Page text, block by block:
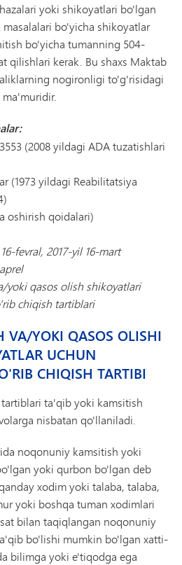
yoki shikoyatlari bo'lgan
bo'yicha shikoyatlar
bo'yicha tumanning 504-
qilishlari kerak. Bu shaxs Maktab
nogironligi to'g'risidagi
(2008 yildagi ADA tuzatishlari
(1973 yildagi Reabilitatsiya
oshirish qoidalari)
fevral, 2017-yil 16-mart
yoki qasos olish shikoyatlari
chiqish tartiblari
VA/YOKI QASOS OLISHI
UCHUN
CHIQISH TARTIBI
ta'qib yoki kamsitish
nisbatan qo'llaniladi.
noqonuniy kamsitish yoki
yoki qurbon bo'lgan deb
xodim yoki talaba, talaba,
yoki boshqa tuman xodimlari
bilan taqiqlangan noqonuniy
bo'lishi mumkin bo'lgan xatti-
bilimga yoki e'tiqodga ega